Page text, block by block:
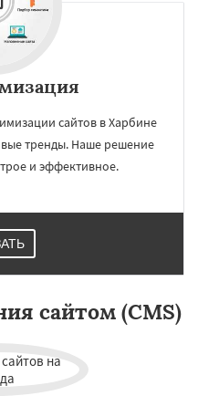
сайтов в Харбине
тренды. Наше решение
и эффективное.
сайтом (CMS)
персональных данных